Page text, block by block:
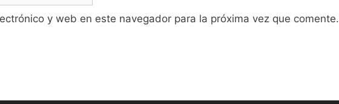
y web en este navegador para la próxima vez que comente.